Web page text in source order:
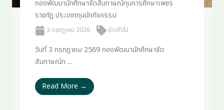
กองพัฒนานักศึกษาจัดสัมภาษณ์ทุนการศึกษาเพชร
ราชภัฏ ประเภททุนนักกิจกรรม
3 กรกฎาคม 2026 ข่าวทั่วไป
วันที่ 3 กรกฎาคม 2569 กองพัฒนานักศึกษาจัด
สัมภาษณ์ท ...
Read More →